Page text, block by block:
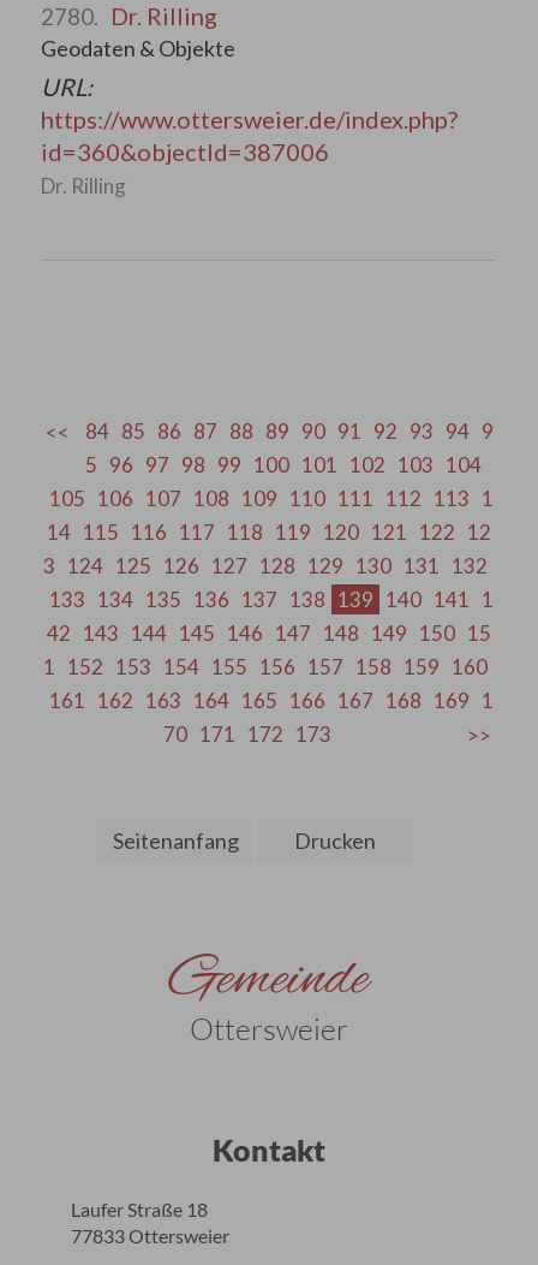
2780. Dr. Rilling
Geodaten & Objekte
URL:
https://www.ottersweier.de/index.php?
id=360&objectId=387006
Dr. Rilling
84 85 86 87 88 89 90 91 92 93 94 9
5 96 97 98 99 100 101 102 103 104
105 106 107 108 109 110 111 112 113 1
14 115 116 117 118 119 120 121 122 12
3 124 125 126 127 128 129 130 131
132
133 134 135 136 137 138 139 140 141
1
42 143 144 145 146 147 148 149 150 15
1
152 153 154 155 156 157 158 159 160
161
162 163 164 165 166 167 168 169 1
70 171 172 173
Seitenanfang Drucken
Gemeinde
Ottersweier
Kontakt
Laufer Straße 18
77833 Ottersweier